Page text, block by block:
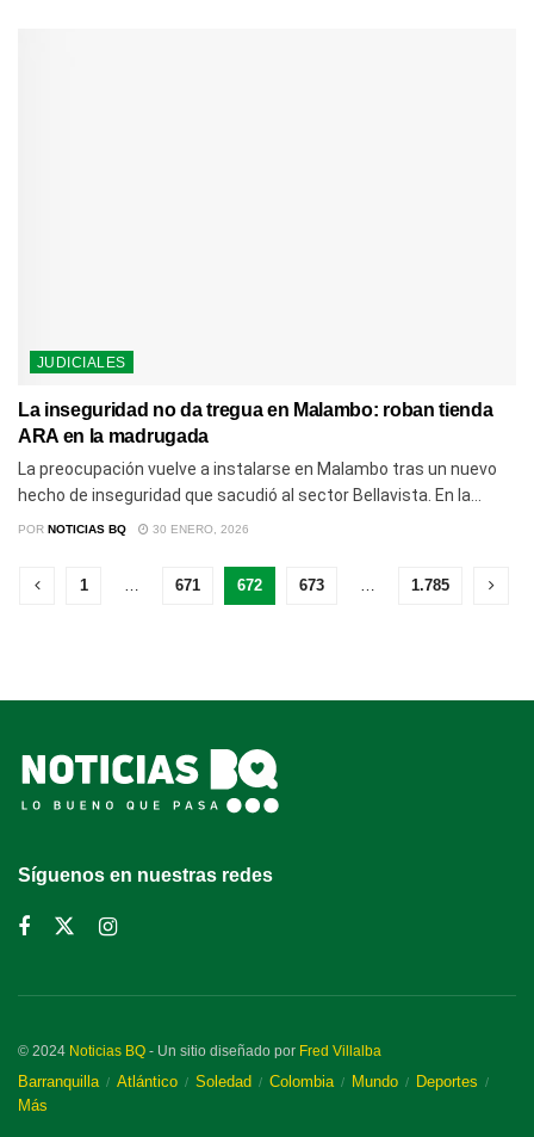
JUDICIALES
La inseguridad no da tregua en Malambo: roban tienda
ARA en la madrugada
La preocupación vuelve a instalarse en Malambo tras un nuevo
hecho de inseguridad que sacudió al sector Bellavista. En la...
POR NOTICIAS BQ 30 ENERO, 2026
1 671 672 673 1.785
Síguenos en nuestras redes
© 2024 Noticias BQ - Un sitio diseñado por Fred Villalba
Barranquilla Atlántico Soledad Colombia Mundo
Deportes
Más